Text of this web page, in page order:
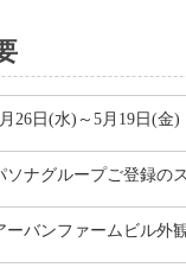
26日(水)～5月19日(金)
ソナグループご登録の
ーバンファームビル外